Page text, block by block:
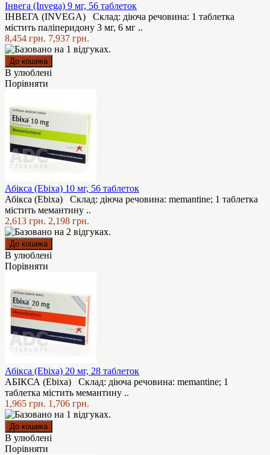
Інвега (Invega) 9 мг, 56 таблеток
ІНВЕГА (INVEGA) Склад: діюча речовина: 1 таблетка
містить паліперидону 3 мг, 6 мг ..
8,454 грн. 7,937 грн.
В улюблені
Порівняти
Абікса (Ebixa) 10 мг, 56 таблеток
Абікса (Ebixa) Склад: діюча речовина: memantine; 1 таблетка
містить мемантину ..
2,613 грн. 2,198 грн.
В улюблені
Порівняти
Абікса (Ebixa) 20 мг, 28 таблеток
АБІКСА (Ebixa) Склад: діюча речовина: memantine; 1
таблетка містить мемантину ..
1,965 грн. 1,706 грн.
В улюблені
Порівняти